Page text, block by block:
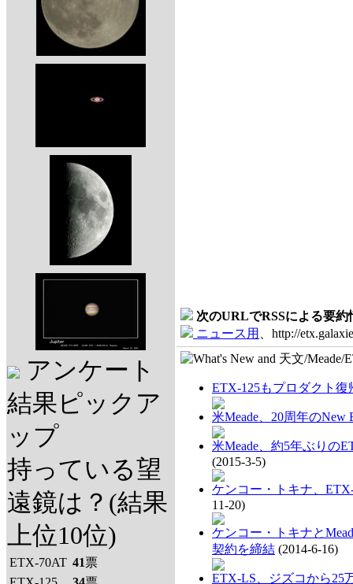
アンケート
結果ピックア
ップ
持っている望
遠鏡は？(結果
上位10位)
ETX-70AT 41票
次のURLでRSSによる要
ニュース用
、http://
ETX-125もプロダクト復
米Meade、20周年のNew
米Meade、約5年ぶりの
(2015-3-5)
ケンコー・トキナ、
11-20)
ケンコー・トキナと
契約を締結 (2014-6-16)
ETX-LS、ジズコから25